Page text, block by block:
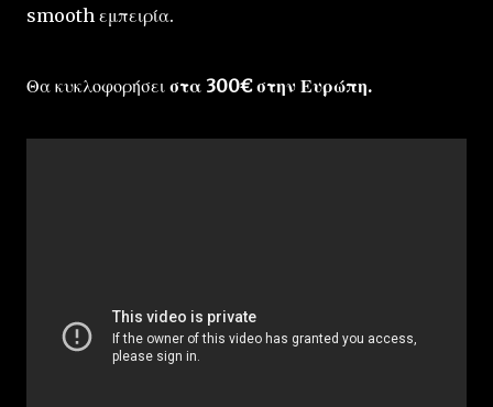
smooth εμπειρία.
Θα κυκλοφορήσει στα 300€ στην Ευρώπη.